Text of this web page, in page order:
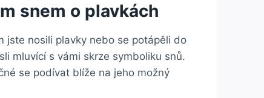
snem o plavkách
jste nosili plavky nebo se potápěli do
mluvící s vámi skrze symboliku snů.
se podívat blíže na jeho možný